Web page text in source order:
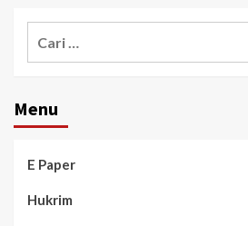
Menu
E Paper
Hukrim